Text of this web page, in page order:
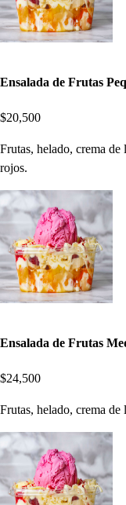
Ensalada de Frutas
$20,500
Frutas, helado, crema de
rojos.
Ensalada de Frutas
$24,500
Frutas, helado, crema de